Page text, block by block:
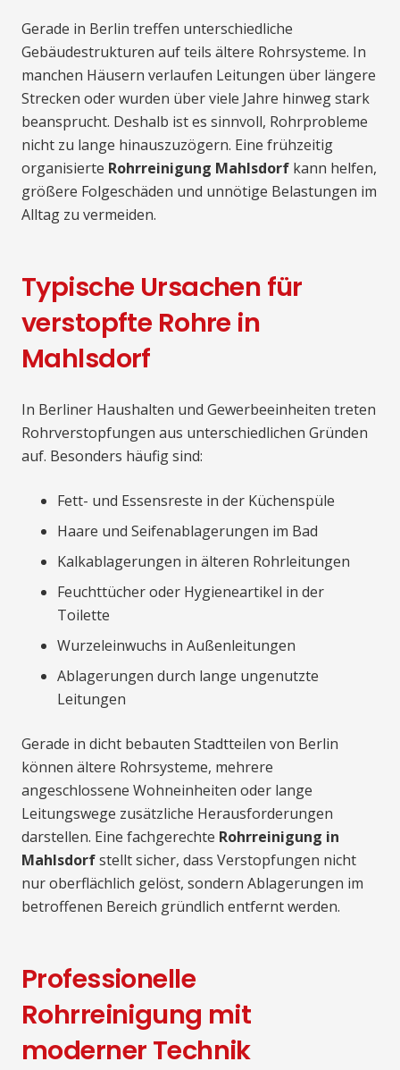
Gerade in Berlin treffen unterschiedliche
Gebäudestrukturen auf teils ältere Rohrsysteme. In
manchen Häusern verlaufen Leitungen über längere
Strecken oder wurden über viele Jahre hinweg stark
beansprucht. Deshalb ist es sinnvoll, Rohrprobleme
nicht zu lange hinauszuzögern. Eine frühzeitig
organisierte Rohrreinigung Mahlsdorf kann helfen,
größere Folgeschäden und unnötige Belastungen im
Alltag zu vermeiden.
Typische Ursachen für
verstopfte Rohre in
Mahlsdorf
In Berliner Haushalten und Gewerbeeinheiten treten
Rohrverstopfungen aus unterschiedlichen Gründen
auf. Besonders häufig sind:
Fett- und Essensreste in der Küchenspüle
Haare und Seifenablagerungen im Bad
Kalkablagerungen in älteren Rohrleitungen
Feuchttücher oder Hygieneartikel in der
Toilette
Wurzeleinwuchs in Außenleitungen
Ablagerungen durch lange ungenutzte
Leitungen
Gerade in dicht bebauten Stadtteilen von Berlin
können ältere Rohrsysteme, mehrere
angeschlossene Wohneinheiten oder lange
Leitungswege zusätzliche Herausforderungen
darstellen. Eine fachgerechte Rohrreinigung in
Mahlsdorfstellt sicher, dass Verstopfungen nicht
nur oberflächlich gelöst, sondern Ablagerungen im
betroffenen Bereich gründlich entfernt werden.
Professionelle
Rohrreinigung mit
moderner Technik